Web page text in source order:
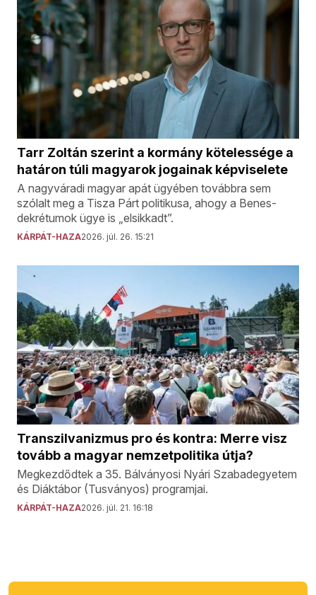
Tarr Zoltán szerint a kormány kötelessége a
határon túli magyarok jogainak képviselete
A nagyváradi magyar apát ügyében továbbra sem
szólalt meg a Tisza Párt politikusa, ahogy a Benes-
dekrétumok ügye is „elsikkadt”.
KÁRPÁT-HAZA2026. júl. 26. 15:21
Transzilvanizmus pro és kontra: Merre visz
tovább a magyar nemzetpolitika útja?
Megkezdődtek a 35. Bálványosi Nyári Szabadegyetem
és Diáktábor (Tusványos) programjai.
KÁRPÁT-HAZA2026. júl. 21. 16:18